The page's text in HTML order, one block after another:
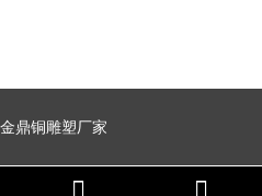
鼎铜雕塑厂家